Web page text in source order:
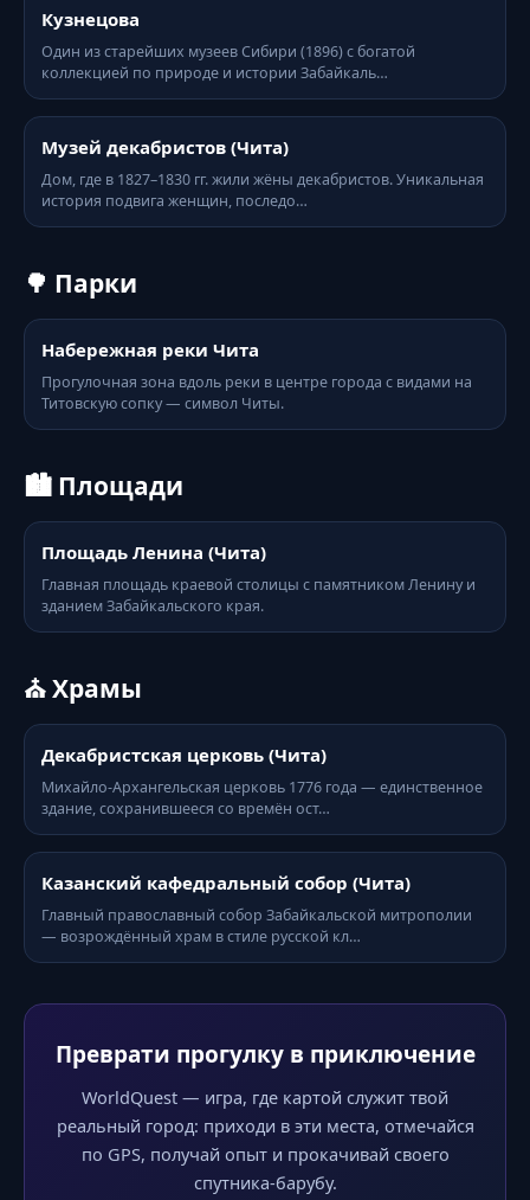
Кузнецова
Один из старейших музеев Сибири (1896) с богатой
коллекцией по природе и истории Забайкаль…
Музей декабристов (Чита)
Дом, где в 1827–1830 гг. жили жёны декабристов. Уникальная
история подвига женщин, последо…
🌳 Парки
Набережная реки Чита
Прогулочная зона вдоль реки в центре города с видами на
Титовскую сопку — символ Читы.
🏙️ Площади
Площадь Ленина (Чита)
Главная площадь краевой столицы с памятником Ленину и
зданием Забайкальского края.
⛪ Храмы
Декабристская церковь (Чита)
Михайло-Архангельская церковь 1776 года — единственное
здание, сохранившееся со времён ост…
Казанский кафедральный собор (Чита)
Главный православный собор Забайкальской митрополии
— возрождённый храм в стиле русской кл…
Преврати прогулку в приключение
WorldQuest — игра, где картой служит твой
реальный город: приходи в эти места, отмечайся
по GPS, получай опыт и прокачивай своего
спутника-барубу.